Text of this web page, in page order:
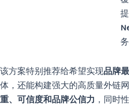
务
该方案特别推荐给希望实现品牌
体，还能构建强大的高质量外链
重、可信度和品牌公信力 ，同时